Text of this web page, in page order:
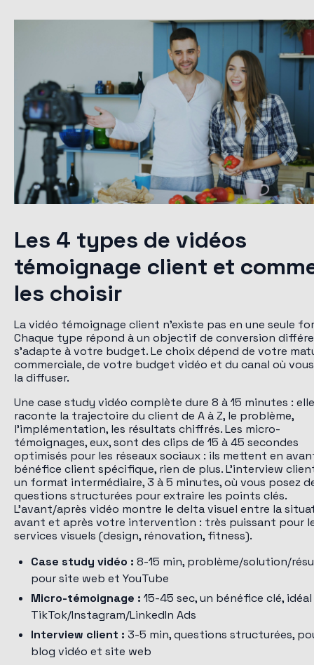
Les 4 types de vidéos
témoignage client et
les choisir
La vidéo témoignage client n'existe pas en une seule
Chaque type répond à un objectif de conversion
s'adapte à votre budget. Le choix dépend de votre
commerciale, de votre budget vidéo et du canal où
la diffuser.
Une case study vidéo complète dure 8 à 15 minutes : elle
raconte la trajectoire du client de A à Z, le problème,
l'implémentation, les résultats chiffrés. Les micro-
témoignages, eux, sont des clips de 15 à 45 secondes
optimisés pour les réseaux sociaux : ils mettent en
bénéfice client spécifique, rien de plus. L'interview
un format intermédiaire, 3 à 5 minutes, où vous posez
questions structurées pour extraire les points clés.
L'avant/après vidéo montre le delta visuel entre la
avant et après votre intervention : très puissant pour
services visuels (design, rénovation, fitness).
Case study vidéo : 8-15 min, problème/solution/
pour site web et YouTube
Micro-témoignage : 15-45 sec, un bénéfice clé,
TikTok/Instagram/LinkedIn Ads
Interview client : 3-5 min, questions structurées,
blog vidéo et site web